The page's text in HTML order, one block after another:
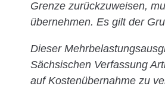
Grenze zurückzuweisen,
übernehmen. Es gilt der
Dieser
Sächsischen Verfassung
auf Kostenübernahme zu